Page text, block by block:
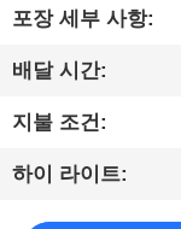
리
에
대
하
포장 세부 사항:
배달 시간:
지불 조건:
하이 라이트: